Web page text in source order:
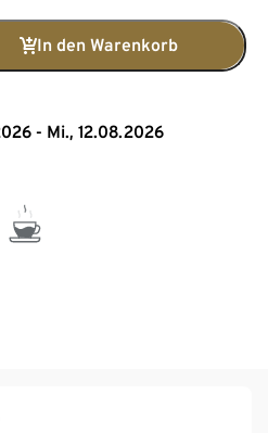
In den Warenkorb
- Mi., 12.08.2026